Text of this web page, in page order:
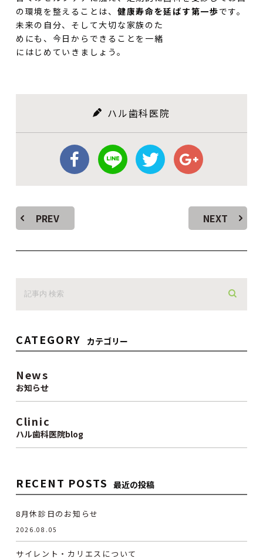
の環境を整えることは、 健康寿命を延ばす第一歩です。
未来の自分、そして大切な家族のた
めにも、今日からできることを一緒
にはじめていきましょう。
ハル歯科医院
PREV NEXT
CATEGORY カテゴリー
News
お知らせ
Clinic
ハル歯科医院blog
RECENT POSTS 最近の投稿
8月休診日のお知らせ
2026.08.05
サイレント・カリエスについて